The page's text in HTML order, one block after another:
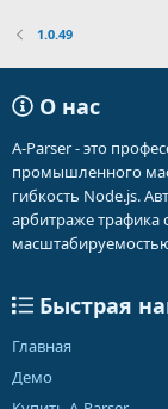
1.0.49
О нас
A-Parser - это
промышленного
гибкость Node.js.
арбитраже трафика
Быстрая
Главная
Демо